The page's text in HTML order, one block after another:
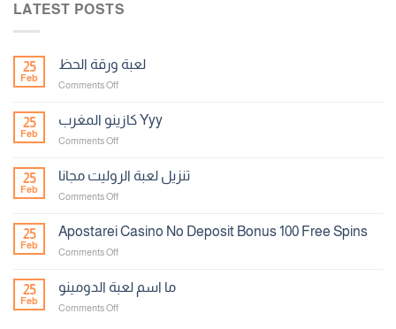
LATEST POSTS
25
Feb
لعبة ورقة الحظ
Comments Offon
ورقة
الحظ
25
Feb
كازينو المغرب Yyy
Comments Offon
المغرب
Yyy
25
Feb
تنزيل لعبة الروليت مجانا
Comments Offon
لعبة
25
Feb
Apostarei Casino No Deposit Bonus 100 Free Spins
Comments Offon
Casino
No
25
Feb
ما اسم لعبة الدومينو
Comments Offon